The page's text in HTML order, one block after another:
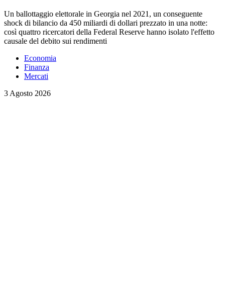
Un ballottaggio elettorale in Georgia nel 2021, un conseguente
shock di bilancio da 450 miliardi di dollari prezzato in una notte:
così quattro ricercatori della Federal Reserve hanno isolato l'effetto
causale del debito sui rendimenti
Economia
Finanza
Mercati
3 Agosto 2026